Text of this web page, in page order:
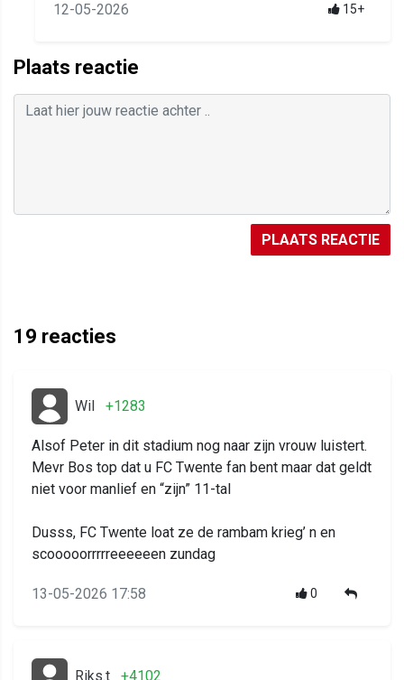
12-05-2026 15+
Plaats reactie
PLAATS REACTIE
19 reacties
Wil +1283
Alsof Peter in dit stadium nog naar zijn vrouw luistert.
Mevr Bos top dat u FC Twente fan bent maar dat geldt
niet voor manlief en “zijn” 11-tal
Dusss, FC Twente loat ze de rambam krieg’ n en
scooooorrrrreeeeeen zundag
13-05-2026 17:58 0
Riks.t +4102